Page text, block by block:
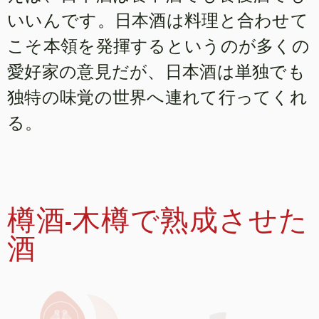
いいんです。日本酒は料理と合わせて
こそ本領を発揮するというのが多くの
愛好家の意見だが、日本酒は単独でも
独特の味覚の世界へ連れて行ってくれ
る。
樽酒-木樽で熟成させた
酒